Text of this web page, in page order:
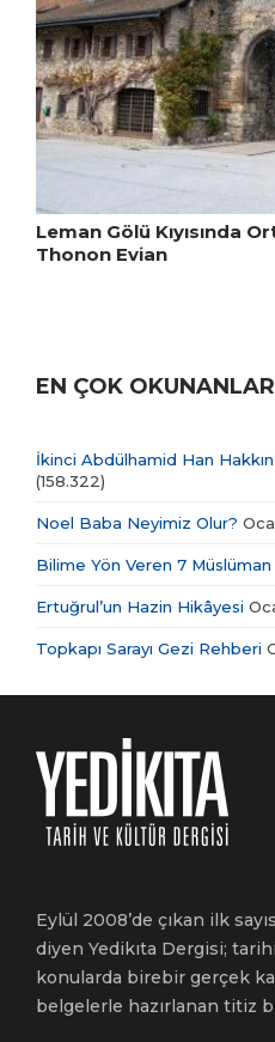
Leman Gölü Kıyısında
Thonon Evian
EN ÇOK OKUNANLAR
İkinci Abdülhamid Han
(158.322)
Noel Baba Neyimiz Olur?
Bilime Yön Veren 7 Müslüman
Ertuğrul’un Hazin Hikâyesi
Topkapı Sarayı Gezi Rehberi
Eylül 2008’de çıkan ilk
diyen Yedikıta Dergisi;
konularda birebir gerçek
belgelerle hazırlanan titiz